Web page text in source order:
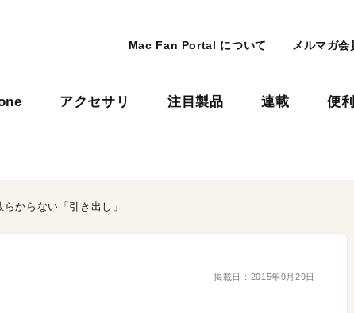
Mac Fan Portal について メルマガ会
アクセサリ 注目製品 連載 便
からない「引き出し」
掲載日： 2015年9月29日